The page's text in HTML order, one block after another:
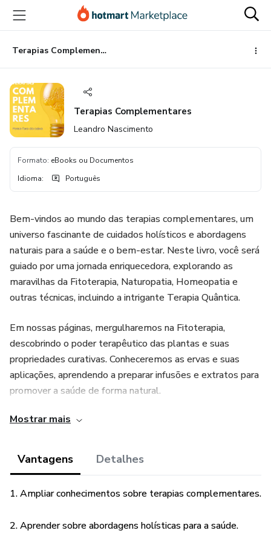
para
conteúdo
principal
para
pagamento
para
rodapé
Terapias Complementares
Terapias Complementares
Leandro Nascimento
Formato: eBooks ou Documentos
Idioma: Português
Bem-vindos ao mundo das terapias complementares, um
universo fascinante de cuidados holísticos e abordagens
naturais para a saúde e o bem-estar. Neste livro, você será
guiado por uma jornada enriquecedora, explorando as
maravilhas da Fitoterapia, Naturopatia, Homeopatia e
outras técnicas, incluindo a intrigante Terapia Quântica.
Em nossas páginas, mergulharemos na Fitoterapia,
descobrindo o poder terapêutico das plantas e suas
propriedades curativas. Conheceremos as ervas e suas
aplicações, aprendendo a preparar infusões e extratos para
promover a saúde de forma natural.
A Naturopatia nos mostrará a importância de tratar o
aspectos do ser humano: corpo, mente e espírito.
Exploraremos os benefícios de uma alimentação saudável,
relaxamento para alcançar o equilíbrio e a vitalidade.
Na Homeopatia, adentraremos no mundo das diluições e
Mostrar mais
Vantagens Detalhes
1. Ampliar conhecimentos sobre terapias complementares.
2. Aprender sobre abordagens holísticas para a saúde.